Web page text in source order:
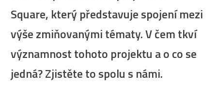
Square, který představuje spojení mezi
výše zmiňovanými tématy. V čem tkví
významnost tohoto projektu a o co se
jedná? Zjistěte to spolu s námi.